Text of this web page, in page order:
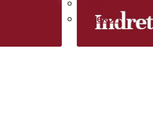
Gavekort